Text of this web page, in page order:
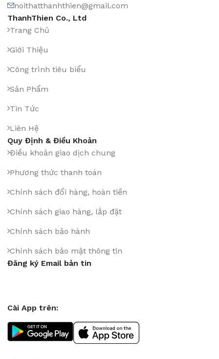
noithatthanhthien@gmail.com
ThanhThien Co., Ltd
Trang Chủ
Giới Thiệu
Công trình tiêu biểu
Sản Phẩm
Tin Tức
Liên Hệ
Quy Định & Điều Khoản
Điều khoản giao dịch chung
Phương thức thanh toán
Chính sách đổi hàng, hoàn tiền
Chính sách giao hàng, lắp đặt
Chính sách bảo hành
Chính sách bảo mật thông tin
Đăng ký Email bản tin
Cài App trên: